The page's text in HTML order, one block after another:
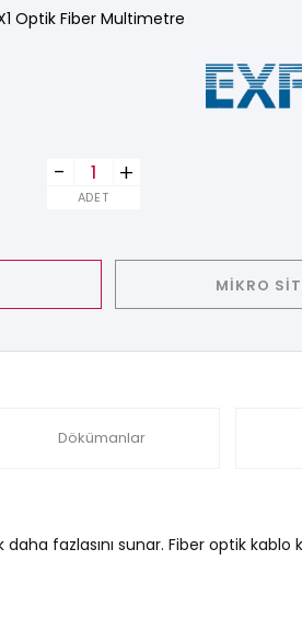
Optik Fiber Multimetre
+
-
ADET
MİKRO
Dökümanlar
fazlasını sunar. Fiber optik kablo